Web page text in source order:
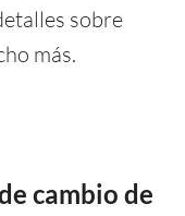
sobre
más.
cambio de